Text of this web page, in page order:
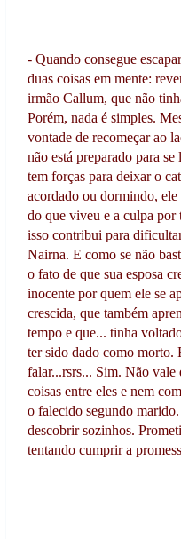
- Quando consegue
duas coisas em mente:
irmão Callum, que não
Porém, nada é simples.
vontade de recomeçar ao
não está preparado para
tem forças para deixar o
acordado ou dormindo, ele
do que viveu e a culpa por
isso contribui para
Nairna. E como se não
o fato de que sua esposa
inocente por quem ele se
crescida, que também
tempo e que... tinha
ter sido dado como morto.
falar...rsrs... Sim. Não vale
coisas entre eles e nem
o falecido segundo
descobrir sozinhos.
tentando cumprir a